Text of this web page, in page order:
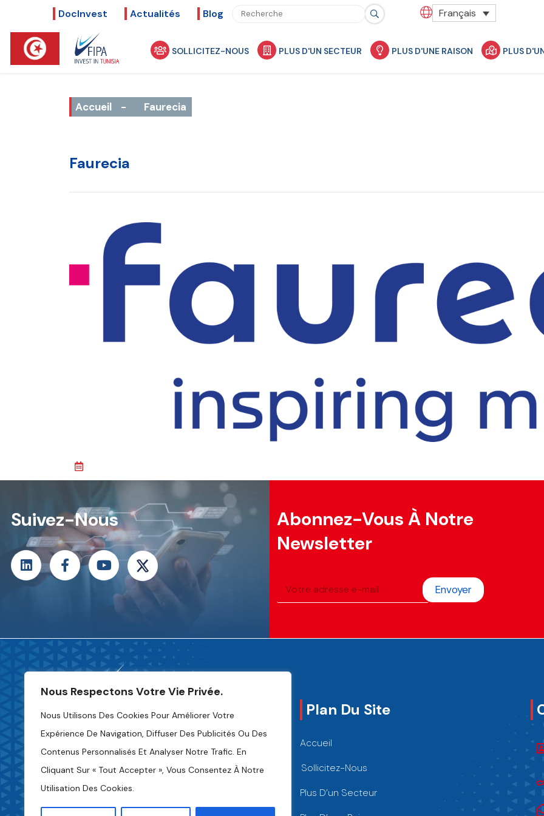
Nous Respectons Votre Vie Privée.
Nous Utilisons Des Cookies Pour Améliorer Votre
Expérience De Navigation, Diffuser Des Publicités Ou Des
Contenus Personnalisés Et Analyser Notre Trafic. En
Cliquant Sur « Tout Accepter », Vous Consentez À Notre
Utilisation Des Cookies.
DocInvest Actualités Blog Français
SOLLICITEZ-NOUS PLUS D'UN SECTEUR PLUS D'UNE RAISON PLUS
Accueil - Faurecia
Faurecia
Suivez-Nous
Abonnez-Vous À Notre
Newsletter
Envoyer
Charte De Déontologie
Politique De Confidentialité
Plan Du Site
Accueil
Sollicitez-Nous
Plus D’un Secteur